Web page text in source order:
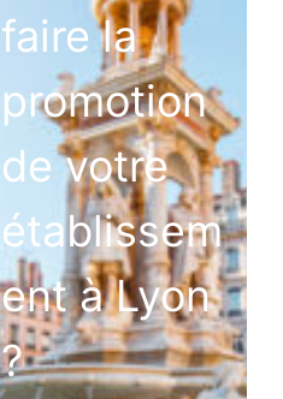
faire la
promotion
de votre
établissem
ent à Lyon
?